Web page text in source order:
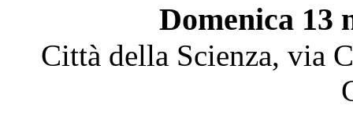
Domenica 13
Città della Scienza, via